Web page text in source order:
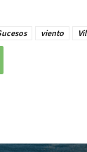
viento